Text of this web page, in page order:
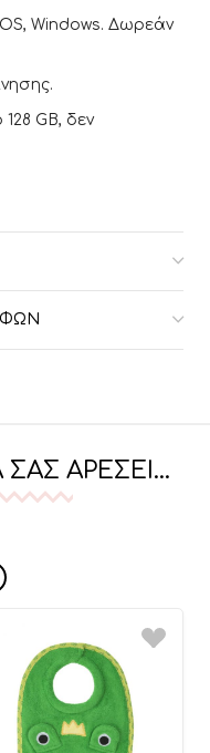
Windows. Δωρεάν
GB, δεν
ΑΡΈΣΕΙ…